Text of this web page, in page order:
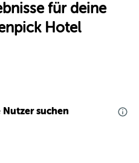
für deine
Hotel
suchen